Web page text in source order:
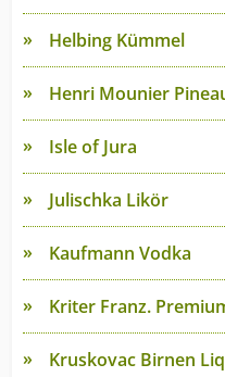
Helbing Kümmel
Henri Mounier
Isle of Jura
Julischka Likör
Kaufmann Vodka
Kriter Franz.
Kruskovac Birnen